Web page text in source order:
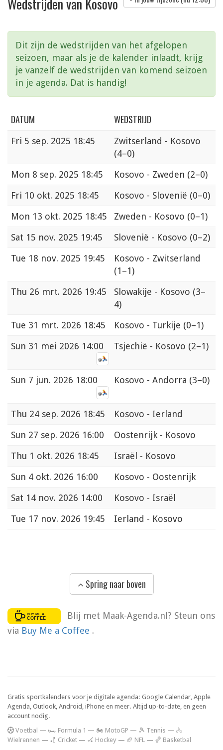
Dit zijn de wedstrijden van het afgelopen
seizoen, maar als je de kalender inlaadt, krijg
je vanzelf de wedstrijden van komend seizoen
in je agenda. Dat is handig!
DATUM WEDSTRIJD
Fri 5 sep. 2025 18:45
Zwitserland - Kosovo
(4–0)
Mon 8 sep. 2025 18:45 Kosovo - Zweden (2–0)
Fri 10 okt. 2025 18:45 Kosovo - Slovenië (0–0)
Mon 13 okt. 2025 18:45 Zweden - Kosovo (0–1)
Sat 15 nov. 2025 19:45 Slovenië - Kosovo (0–2)
Tue 18 nov. 2025 19:45
Kosovo - Zwitserland
(1–1)
Thu 26 mrt. 2026 19:45 Slowakije - Kosovo (3–
4)
Tue 31 mrt. 2026 18:45 Kosovo - Turkije (0–1)
Sun 31 mei 2026 14:00 Tsjechië - Kosovo (2–1)
Sun 7 jun. 2026 18:00 Kosovo - Andorra (3–0)
Thu 24 sep. 2026 18:45
Kosovo - Ierland
Sun 27 sep. 2026 16:00
Oostenrijk - Kosovo
Thu 1 okt. 2026 18:45
Israël - Kosovo
Sun 4 okt. 2026 16:00
Kosovo - Oostenrijk
Sat 14 nov. 2026 14:00
Kosovo - Israël
Tue 17 nov. 2026 19:45 Ierland - Kosovo
Spring naar boven
Blij met Maak-Agenda.nl? Steun ons
via Buy Me a Coffee .
Gratis sportkalenders voor je digitale agenda: Google Calendar, Apple
Agenda, Outlook, Android, iPhone en meer. Altijd up-to-date, en geen
account nodig.
Voetbal — 🏎️ Formula 1 — 🏍 MotoGP — 🎾 Tennis — 🚴
Wielrennen — 🏏 Cricket — 🏑 Hockey — 🏈 NFL — 🏀 Basketbal